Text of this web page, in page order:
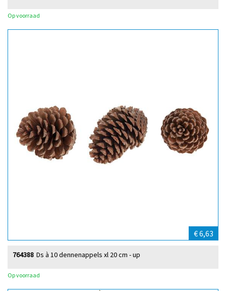
Op voorraad
€ 6,63
Ds à 10 dennenappels xl 20 cm - up
764388
Op voorraad